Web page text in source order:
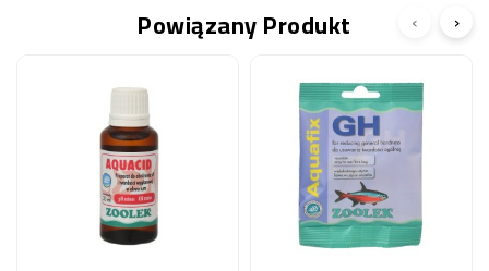
Powiązany Produkt ‹ ›